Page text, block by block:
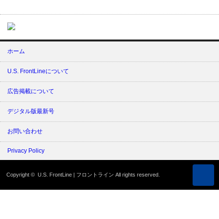
ホーム
U.S. FrontLineについて
広告掲載について
デジタル版最新号
お問い合わせ
Privacy Policy
Copyright ©U.S. FrontLine | フロントライン All rights reserved.